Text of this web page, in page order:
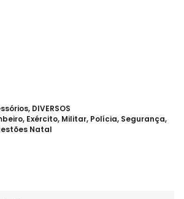
, DIVERSOS
, Exército, Militar, Polícia, Segurança,
Natal